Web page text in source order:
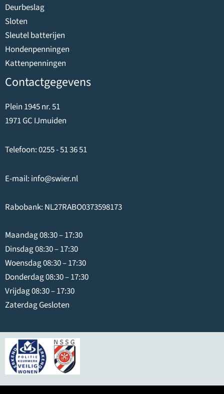
Deurbeslag
Sloten
Sleutel batterijen
Hondenpenningen
Kattenpenningen
Contactgegevens
Plein 1945 nr. 51
1971 GC IJmuiden
Telefoon:0255 - 51 36 51
E-mail: info@swier.nl
Rabobank: NL27RABO0373598173
Maandag 08:30 – 17:30
Dinsdag 08:30 – 17:30
Woensdag 08:30 – 17:30
Donderdag 08:30 – 17:30
Vrijdag 08:30 – 17:30
Zaterdag Gesloten